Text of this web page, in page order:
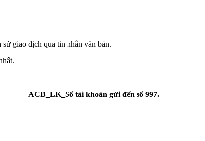
sử giao dịch qua tin nhắn văn bản.
ACB_LK_Số tài khoản gửi đến số 997.